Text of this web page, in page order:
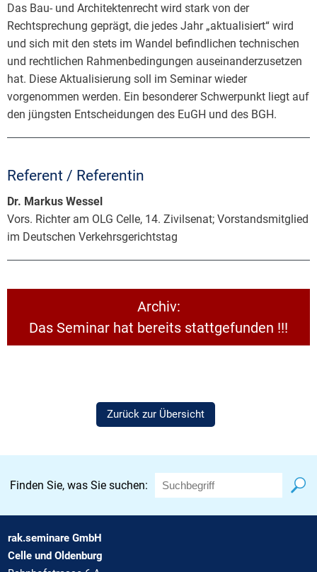
Das Bau- und Architektenrecht wird stark von der
Rechtsprechung geprägt, die jedes Jahr „aktualisiert“ wird
und sich mit den stets im Wandel befindlichen technischen
und rechtlichen Rahmenbedingungen auseinanderzusetzen
hat. Diese Aktualisierung soll im Seminar wieder
vorgenommen werden. Ein besonderer Schwerpunkt liegt auf
den jüngsten Entscheidungen des EuGH und des BGH.
Referent / Referentin
Dr. Markus Wessel
Vors. Richter am OLG Celle, 14. Zivilsenat; Vorstandsmitglied
im Deutschen Verkehrsgerichtstag
Archiv:
Das Seminar hat bereits stattgefunden !!!
Zurück zur Übersicht
Finden Sie, was Sie suchen:
rak.seminare GmbH
Celle und Oldenburg